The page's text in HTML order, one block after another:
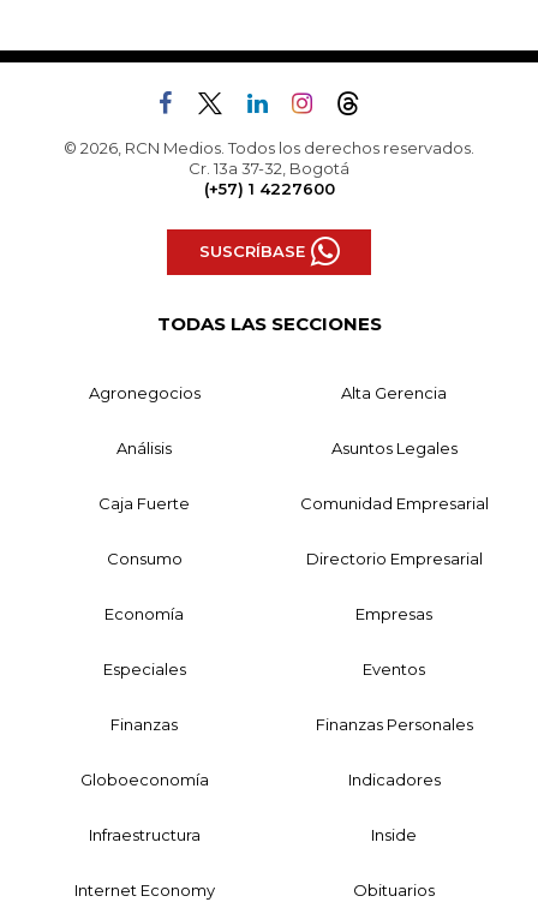
© 2026, RCN Medios. Todos los derechos reservados.
Cr. 13a 37-32, Bogotá
(+57) 1 4227600
SUSCRÍBASE
TODAS LAS SECCIONES
Agronegocios Alta Gerencia
Análisis Asuntos Legales
Caja Fuerte Comunidad Empresarial
Consumo Directorio Empresarial
Economía Empresas
Especiales Eventos
Finanzas Finanzas Personales
Globoeconomía Indicadores
Infraestructura Inside
Internet Economy Obituarios